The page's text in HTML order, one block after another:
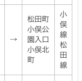
→
松田町
小俣公
園入口
小俣北
町
小
俣
線
松
田
線